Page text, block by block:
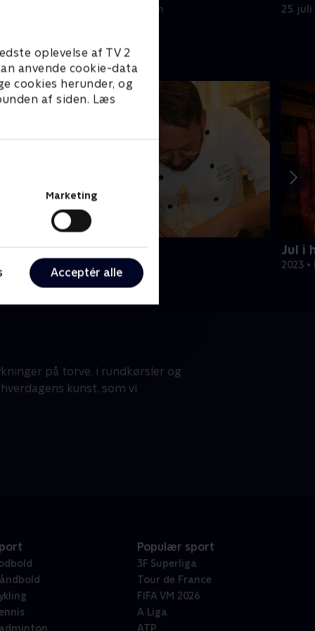
oplevelse af TV 2
anvende cookie-data
cookies herunder, og
af siden. Læs
Marketing
Acceptér alle
16. juli 2025 • 25 min 25. juli
hos La Glace
• Livsstil • 37 min
Jul i
2023
på torve, i rundkørsler og
kunst, som vi
Populær sport
3F Superliga
Tour de France
FIFA VM 2026
A Liga
ATP